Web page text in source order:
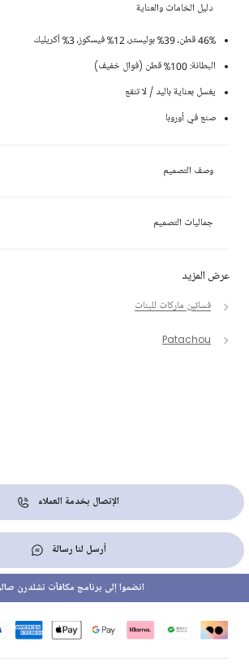
عرض المزيد
فساتين ماركات للبنات
Patachou
دليل الخامات والعناية
46% قطن، 39% بوليستر، 12% فيسكوز، 3% أكريليك
البطانة: 100% قطن (فوال خفيف)
يغسل بعناية باليد / لا تنقع
صنع في أوروبا
وصف التصميم
جماليات التصميم
الإتصال بخدمة العملاء
أرسل لنا رسالة
انضموا إلى برنامج مكافآت تشلدرن